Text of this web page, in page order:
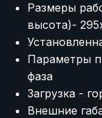
Размеры
высота)-
Параметры
фаза
Загрузка -
Внешние